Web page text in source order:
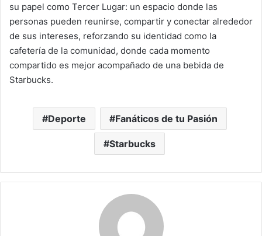
su papel como Tercer Lugar: un espacio donde las
personas pueden reunirse, compartir y conectar alrededor
de sus intereses, reforzando su identidad como la
cafetería de la comunidad, donde cada momento
compartido es mejor acompañado de una bebida de
Starbucks.
Deporte Fanáticos de tu Pasión
Starbucks